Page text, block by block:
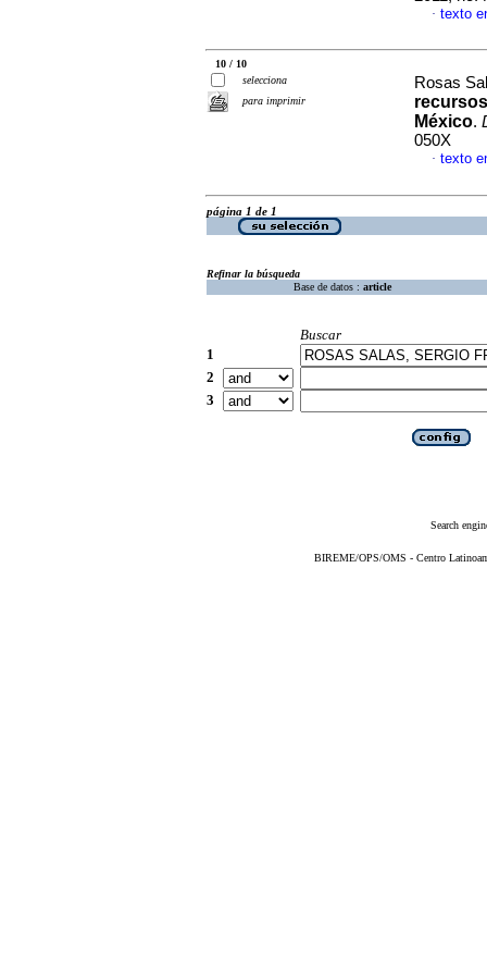
· texto
10 / 10
selecciona
para imprimir
Rosas
México.
050X
· texto
página 1 de 1
Refinar la búsqueda
Base de datos : article
Buscar
1
2
3
Search
BIREME/OPS/OMS - Centro